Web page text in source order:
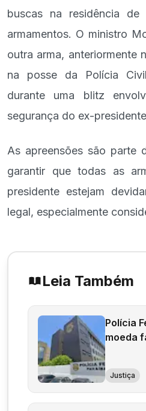
buscas na residência de
armamentos. O ministro
outra arma, anteriormente
na posse da Polícia
durante uma blitz
segurança do ex-
As apreensões são parte
garantir que todas as
presidente estejam
legal, especialmente
Leia Também
Polícia
moeda
Justiça